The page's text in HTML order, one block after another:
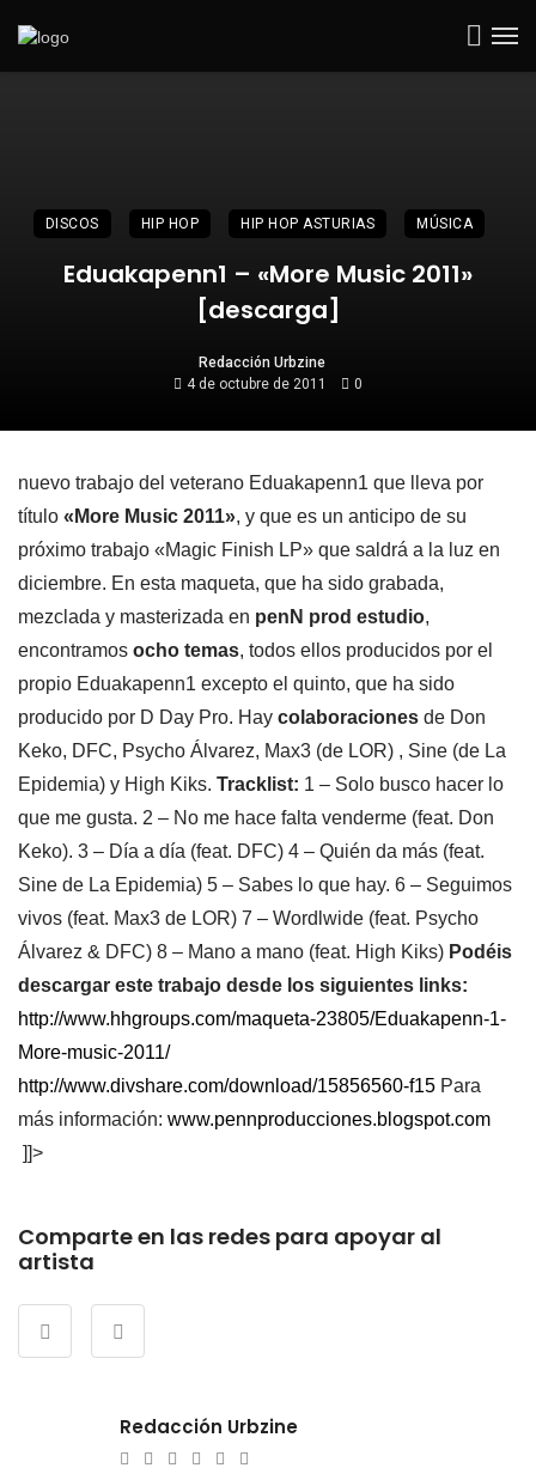
DISCOS HIP HOP HIP HOP ASTURIAS MÚSICA
Eduakapenn1 – «More Music 2011»
[descarga]
Redacción Urbzine
4 de octubre de 2011
0
nuevo trabajo del veterano Eduakapenn1 que lleva por
título «More Music 2011», y que es un anticipo de su
próximo trabajo «Magic Finish LP» que saldrá a la luz en
diciembre. En esta maqueta, que ha sido grabada,
mezclada y masterizada en penN prod estudio,
encontramos ocho temas, todos ellos producidos por el
propio Eduakapenn1 excepto el quinto, que ha sido
producido por D Day Pro. Hay colaboraciones de Don
Keko, DFC, Psycho Álvarez, Max3 (de LOR) , Sine (de La
Epidemia) y High Kiks. Tracklist: 1 – Solo busco hacer lo
que me gusta. 2 – No me hace falta venderme (feat. Don
Keko). 3 – Día a día (feat. DFC) 4 – Quién da más (feat.
Sine de La Epidemia) 5 – Sabes lo que hay. 6 – Seguimos
vivos (feat. Max3 de LOR) 7 – Wordlwide (feat. Psycho
Álvarez & DFC) 8 – Mano a mano (feat. High Kiks) Podéis
descargar este trabajo desde los siguientes links:
http://www.hhgroups.com/maqueta-23805/Eduakapenn-1-
More-music-2011/
http://www.divshare.com/download/15856560-f15 Para
más información: www.pennproducciones.blogspot.com
]]>
Comparte en las redes para apoyar al
artista
Redacción Urbzine
WebsiteTwitterFacebook
Youtube